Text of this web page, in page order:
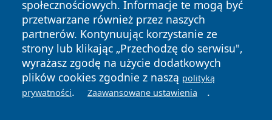
społecznościowych. Informacje te mogą być
przetwarzane również przez naszych
partnerów. Kontynuując korzystanie ze
strony lub klikając „Przechodzę do serwisu",
wyrażasz zgodę na użycie dodatkowych
plików cookies zgodnie z naszą polityką
prywatności. Zaawansowane ustawienia .
News Autorzy
Polityka
Prywatności
Polityka
Cookies
cześć